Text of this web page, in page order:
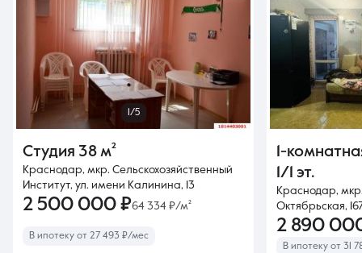
1/5
Студия 38 м²
Краснодар, мкр. Сельскохозяйственный
Институт, ул. имени Калинина, 13
2 500 000 ₽64 334 ₽/м²
В ипотеку от 27 493 ₽/мес
1-
1/1 эт.
Краснодар,
Октябрьская,
2 890
В ипотеку от 31